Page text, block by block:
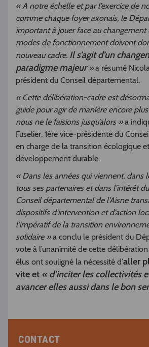
« A notre échelle et par l’exercice de
comme chaque foyer axonais, le
important à jouer face au changement
modes de fonctionnement doivent
nouveau cadre. Il s’agit d’un
paradigme majeur»a résumé
président du Conseil départemental.
« Cette délibération-cadre est
guide pour agir de manière encore
nous ne le faisions jusqu’alors »a
Fuselier, 1ère vice-présidente du
en charge de la transition écologique
développement durable.
« Dans les années qui viennent, dans
tous ses partenaires et dans l’intérêt
Conseil départemental de l’Aisne
dispositifs d’intervention et d’action
l’impératif de la transition
solidaire »a conclu le président du
vote à l’unanimité de cette
élus ont souligné la nécessité d’aller
vite et « d’inciter les collectivités
avancer elles aussi dans le bon
CONTACT